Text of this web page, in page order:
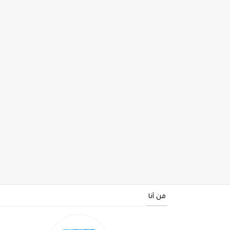
من أنا